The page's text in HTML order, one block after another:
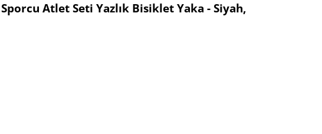
Atlet Seti Yazlık Bisiklet Yaka - Siyah,